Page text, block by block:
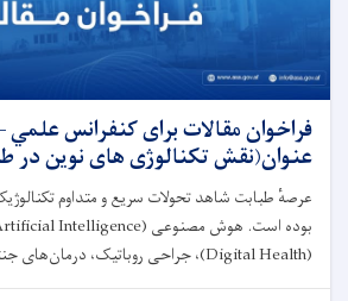
فراخوان مقالات برای کنفرانس
عنوان(نقش تکنالوژی های نوین در
عرصهٔ طبابت شاهد تحولات سریع و متداوم
(Digital Health)، جراحی روباتیک، درمان‌های جنتیکی، . . .